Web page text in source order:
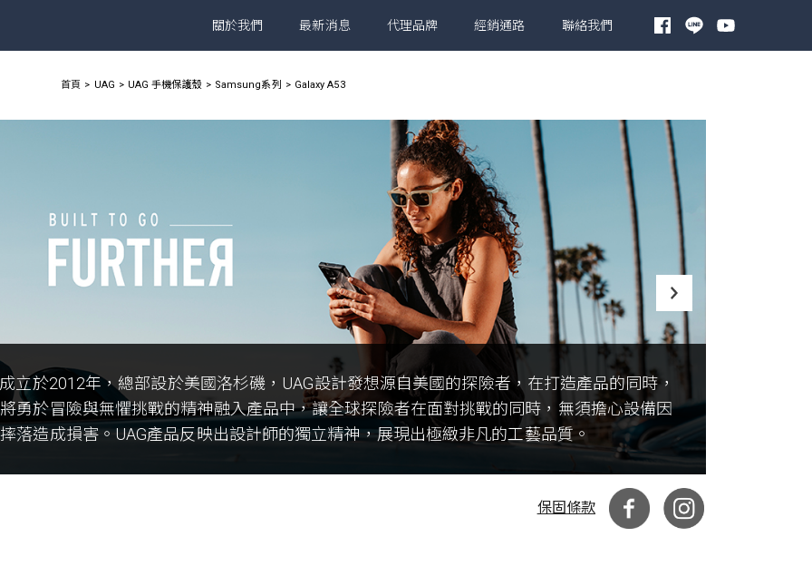
關於我們 最新消息 代理品牌 經銷通路 聯絡我們
首頁 UAG UAG 手機保護殼 Samsung系列 Galaxy A53
立於2012年，總部設於美國洛杉磯，UAG設計發想源自美國的探險者，在打造產品的同時，
勇於冒險與無懼挑戰的精神融入產品中，讓全球探險者在面對挑戰的同時，無須擔心設備因
落造成損害。UAG產品反映出設計師的獨立精神，展現出極緻非凡的工藝品質。
保固條款